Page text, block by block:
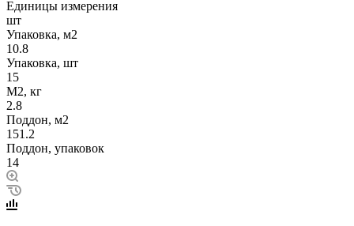
Единицы измерения
шт
Упаковка, м2
10.8
Упаковка, шт
15
М2, кг
2.8
Поддон, м2
151.2
Поддон, упаковок
14